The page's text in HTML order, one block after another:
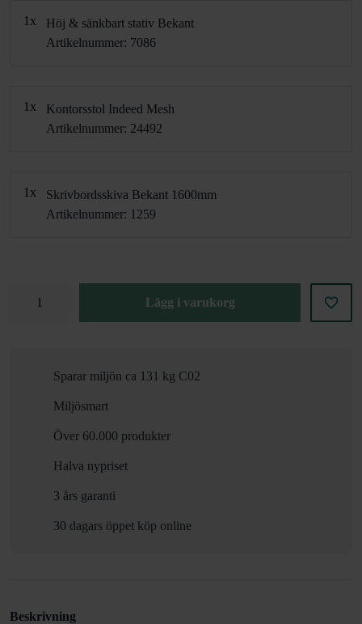
1x
Höj & sänkbart stativ Bekant
Artikelnummer: 7086
1x
Kontorsstol Indeed Mesh
Artikelnummer: 24492
1x
Skrivbordsskiva Bekant 1600mm
Artikelnummer: 1259
Lägg i varukorg
Sparar miljön ca 131 kg C02
Miljösmart
Över 60.000 produkter
Halva nypriset
3 års garanti
30 dagars öppet köp online
Beskrivning